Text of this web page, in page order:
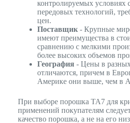
контролируемых условиях
передовых технологий,
цен.
Поставщик- Крупные
имеют преимущества в
сравнению с мелкими
более высоких объемов
География - Цены в
отличаются, причем в
Америке они выше, чем в
При выборе порошка TA7 для
применений покупателям
качество порошка, а не на его